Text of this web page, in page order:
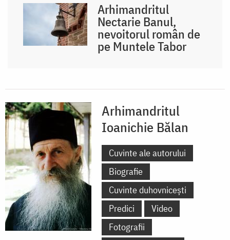
Arhimandritul
Nectarie Banul,
nevoitorul român de
pe Muntele Tabor
Arhimandritul
Ioanichie Bălan
Cuvinte ale autorului
Biografie
Cuvinte duhovnicești
Predici
Video
Fotografii